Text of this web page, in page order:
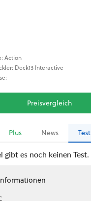
Action
Deck13 Interactive
Preisvergleich
Plus News Test
gibt es noch keinen Test.